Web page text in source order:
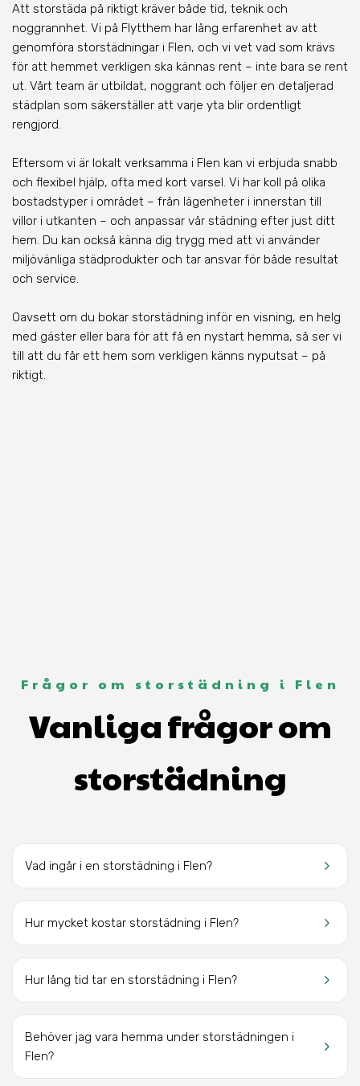
Att storstäda på riktigt kräver både tid, teknik och
noggrannhet. Vi på Flytthem har lång erfarenhet av att
genomföra storstädningar i Flen, och vi vet vad som krävs
för att hemmet verkligen ska kännas rent – inte bara se rent
ut. Vårt team är utbildat, noggrant och följer en detaljerad
städplan som säkerställer att varje yta blir ordentligt
rengjord.
Eftersom vi är lokalt verksamma i Flen kan vi erbjuda snabb
och flexibel hjälp, ofta med kort varsel. Vi har koll på olika
bostadstyper i området – från lägenheter i innerstan till
villor i utkanten – och anpassar vår städning efter just ditt
hem. Du kan också känna dig trygg med att vi använder
miljövänliga städprodukter och tar ansvar för både resultat
och service.
Oavsett om du bokar storstädning inför en visning, en helg
med gäster eller bara för att få en nystart hemma, så ser vi
till att du får ett hem som verkligen känns nyputsat – på
riktigt.
Frågor om storstädning i Flen
Vanliga frågor om
storstädning
keyboard_arrow_right
Vad ingår i en storstädning i Flen?
keyboard_arrow_right
Hur mycket kostar storstädning i Flen?
keyboard_arrow_right
Hur lång tid tar en storstädning i Flen?
keyboard_arrow_right
Behöver jag vara hemma under storstädningen i
Flen?